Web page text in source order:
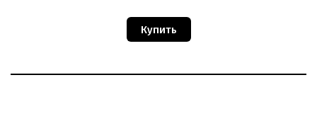
Купить